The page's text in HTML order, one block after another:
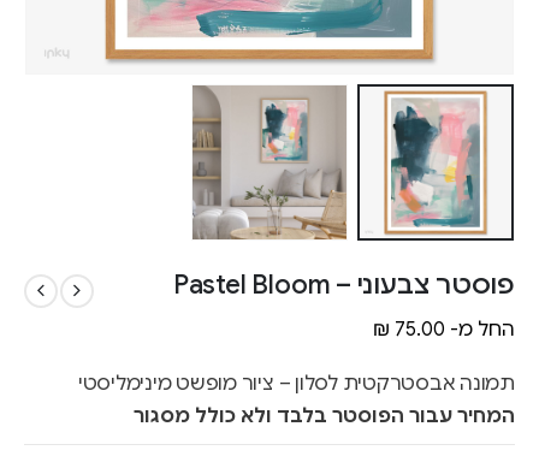
פוסטר צבעוני – Pastel Bloom
החל מ- ₪ 75.00
תמונה אבסטרקטית לסלון – ציור מופשט מינימליסטי
המחיר עבור הפוסטר בלבד ולא כולל מסגור